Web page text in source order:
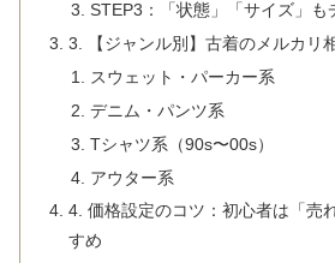
STEP3：「状態」「サイズ」も
3. 【ジャンル別】古着のメルカリ
スウェット・パーカー系
デニム・パンツ系
Tシャツ系（90s〜00s）
アウター系
4. 価格設定のコツ：初心者は「売
すめ